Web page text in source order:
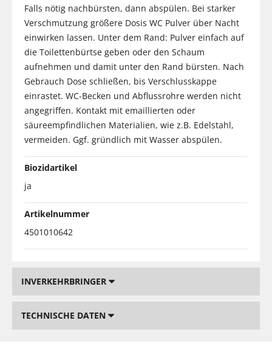
Falls nötig nachbürsten, dann abspülen. Bei starker
Verschmutzung größere Dosis WC Pulver über Nacht
einwirken lassen. Unter dem Rand: Pulver einfach auf
die Toilettenbürtse geben oder den Schaum
aufnehmen und damit unter den Rand bürsten. Nach
Gebrauch Dose schließen, bis Verschlusskappe
einrastet. WC-Becken und Abflussrohre werden nicht
angegriffen. Kontakt mit emaillierten oder
säureempfindlichen Materialien, wie z.B. Edelstahl,
vermeiden. Ggf. gründlich mit Wasser abspülen.
Biozidartikel
ja
Artikelnummer
4501010642
INVERKEHRBRINGER
TECHNISCHE DATEN